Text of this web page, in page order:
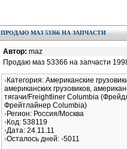
ПРОДАЮ МАЗ 53366 НА ЗАПЧАСТИ
Автор: maz
Продаю маз 53366 на запчасти
Категория: Американские
американских грузовиков,
тягачи/Freightliner Columbia
Фрейтлайнер Columbia)
Регион: Россия/Москва
Код: 538119
Дата: 24.11.11
Осталось дней: -5011